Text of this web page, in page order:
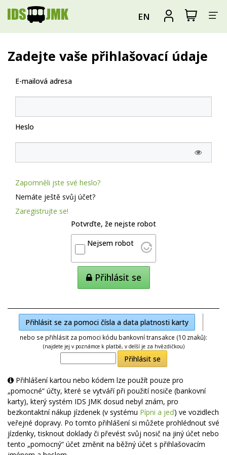
EN
Zobrazit
nákupní
košík
Zadejte vaše přihlašovací údaje
E-mailová adresa
Heslo
Zapomněli jste své heslo?
Nemáte ještě svůj účet?
Zaregistrujte se!
Potvrďte, že nejste robot
Nejsem robot
Přihlásit se
Přihlásit se za pomoci čísla a data platnosti karty
nebo se přihlásit za pomoci kódu bankovní transakce (10 znaků):
(najdete jej v poznámce k platbě, v delší je za hvězdičkou)
Přihlásit se
Přihlášení kartou nebo kódem lze použít pouze pro
„pomocné“ účty, které se vytváří při použití nosiče (bankovní
karty), který systém IDS JMK dosud nebyl znám, pro
bezkontaktní nákup jízdenek (v systému Pípni a jeď) ve vozidlech
veřejné dopravy. Po tomto přihlášení si můžete prohlédnout své
jízdenky, tisknout doklady či převést svůj nosič na jiný účet nebo
tento „pomocný“ účet změnit na běžný účet s přihlašovacím